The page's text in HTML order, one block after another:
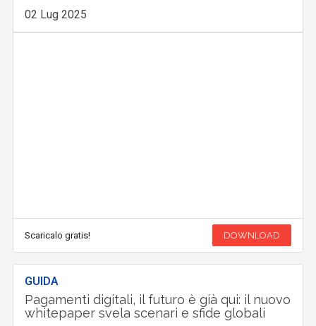
02 Lug 2025
Scaricalo gratis! DOWNLOAD
GUIDA
Pagamenti digitali, il futuro è già qui: il nuovo
whitepaper svela scenari e sfide globali